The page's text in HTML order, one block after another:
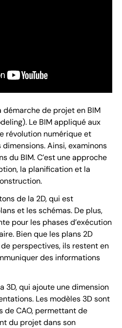
de projet en BIM
Le BIM appliqué aux
révolution numérique et
Ainsi, examinons
du BIM. C’est une approche
la planification et la
de la 2D, qui est
et les schémas. De plus,
pour les phases d’exécution
Bien que les plans 2D
perspectives, ils restent en
des informations
3D, qui ajoute une dimension
Les modèles 3D sont
de CAO, permettant de
du projet dans son